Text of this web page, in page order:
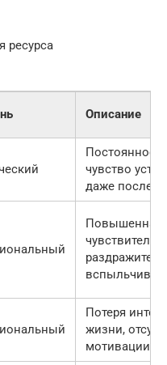
ресурса
Описание
Постоянное
чувство
даже после
Повышенная
Потеря
жизни,
мотивации